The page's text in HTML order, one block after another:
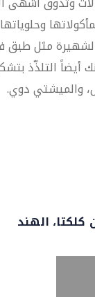
مثل طبق
أيضاً التلذّذ
والميشتي دوي.
الهند